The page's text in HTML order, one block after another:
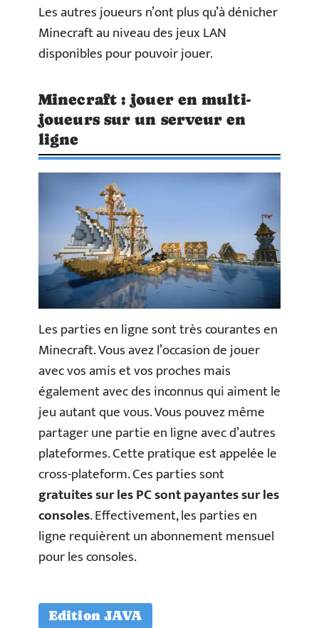
Les autres joueurs n’ont plus qu’à dénicher
Minecraft au niveau des jeux LAN
disponibles pour pouvoir jouer.
Minecraft : jouer en multi-
joueurs sur un serveur en
ligne
Les parties en ligne sont très courantes en
Minecraft. Vous avez l’occasion de jouer
avec vos amis et vos proches mais
également avec des inconnus qui aiment le
jeu autant que vous. Vous pouvez même
partager une partie en ligne avec d’autres
plateformes. Cette pratique est appelée le
cross-plateform. Ces parties sont
gratuites sur les PC sont payantes sur les
consoles. Effectivement, les parties en
ligne requièrent un abonnement mensuel
pour les consoles.
Edition JAVA